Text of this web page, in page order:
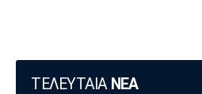
ΤΕΛΕΥΤΑΙΑ ΝΕΑ